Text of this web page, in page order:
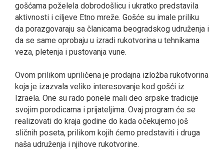
gošćama poželela dobrodošlicu i ukratko predstavila
aktivnosti i ciljeve Etno mreže. Gošće su imale priliku
da porazgovaraju sa članicama beogradskog udruženja i
da se same oprobaju u izradi rukotvorina u tehnikama
veza, pletenja i pustovanja vune.
Ovom prilikom upriličena je prodajna izložba rukotvorina
koja je izazvala veliko interesovanje kod gošći iz
Izraela. One su rado ponele mali deo srpske tradicije
svojim porodicama i prijateljima. Ovaj program će se
realizovati do kraja godine do kada očekujemo još
sličnih poseta, prilikom kojih ćemo predstaviti i druga
naša udruženja i njihove rukotvorine.